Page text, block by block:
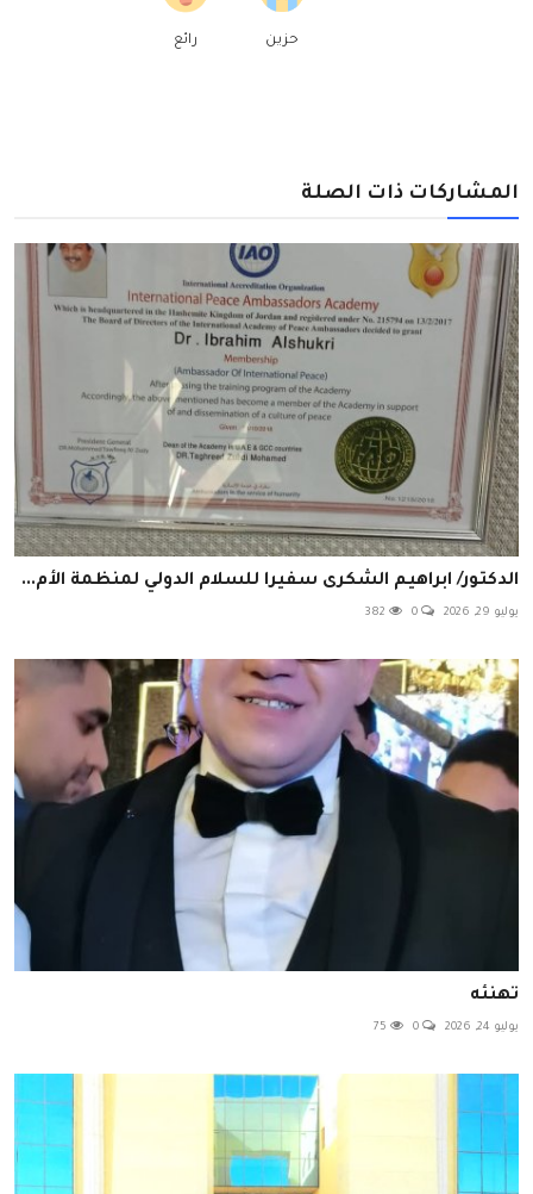
حزين رائع
المشاركات ذات الصلة
الدكتور/ ابراهيم الشكرى سفيرا للسلام الدولي لمنظمة الأم...
يوليو 29, 2026
تهنئه
يوليو 24, 2026